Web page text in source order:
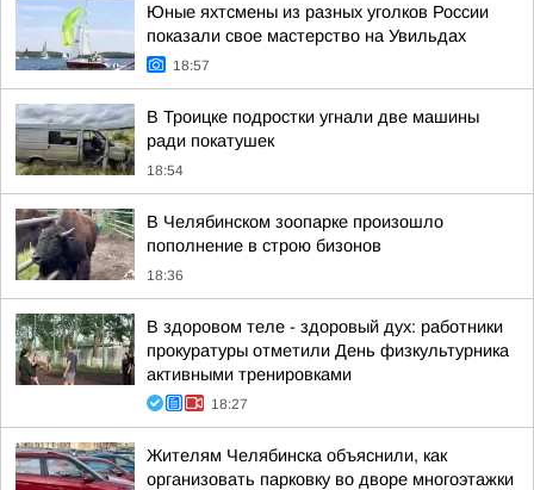
Юные яхтсмены из разных уголков России
показали свое мастерство на Увильдах
18:57
В Троицке подростки угнали две машины
ради покатушек
18:54
В Челябинском зоопарке произошло
пополнение в строю бизонов
18:36
В здоровом теле - здоровый дух: работники
прокуратуры отметили День физкультурника
активными тренировками
18:27
Жителям Челябинска объяснили, как
организовать парковку во дворе многоэтажки